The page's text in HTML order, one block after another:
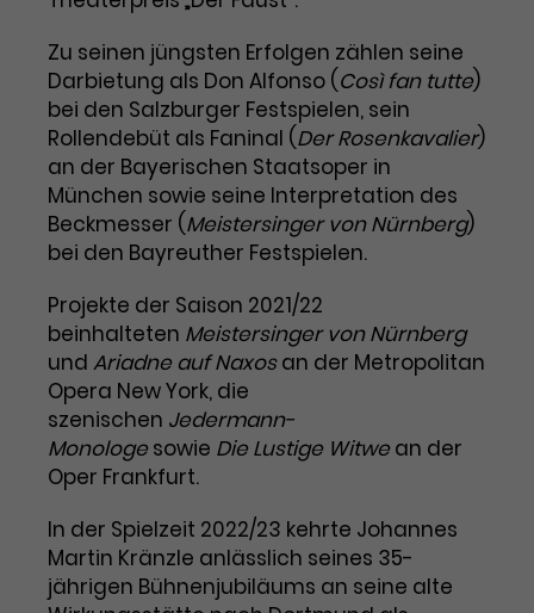
_gid
Anbieter Google Analytics
Laufzeit 1 Tag
Zweck
Dieses Cookie wird von Google
Analytics installiert. Das Cookie
wird verwendet, um Informationen
darüber zu speichern, wie
nutzen, und hilft bei der Erstellung
eines Analyseberichts über die
Performance der Website. Die
erhobenen Daten umfassen in
anonymisierter Form die Anzahl
der Besuche, die Quelle, aus der sie
stammen, und die besuchten
Seiten.
Name _gat_UA-63561367-1
Website gelangt sind.
Name _gcl_aw
Anbieter Google Ads
Zweck
Dieses Cookie speichert
Informationen zu Werbeklicks und
dient der Zuordnung von
Conversions zu Google Ads-
Kampagnen.
Name _gcl_dc
Anbieter Google / DoubleClick
Zu seinen jüngsten Erfolgen zählen seine
Darbietung als Don Alfonso (Così fan tutte)
bei den Salzburger Festspielen, sein
Rollendebüt als Faninal (Der Rosenkavalier)
an der Bayerischen Staatsoper in
München sowie seine Interpretation des
Beckmesser (Meistersinger von Nürnberg)
bei den Bayreuther Festspielen.
Projekte der Saison 2021/22
beinhalteten Meistersinger von Nürnberg
und Ariadne auf Naxosan der Metropolitan
Opera New York, die
szenischen Jedermann-
Monologesowie Die Lustige Witwean der
Oper Frankfurt.
In der Spielzeit 2022/23 kehrte Johannes
Martin Kränzle anlässlich seines 35-
jährigen Bühnenjubiläums an seine alte